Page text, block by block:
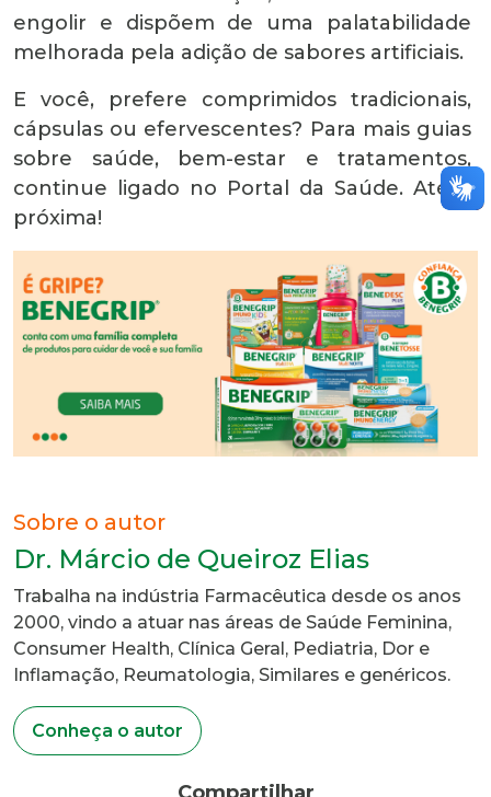
engolir e dispõem de uma palatabilidade
melhorada pela adição de sabores artificiais.
E você, prefere comprimidos tradicionais,
cápsulas ou efervescentes? Para mais guias
sobre saúde, bem-estar e tratamentos,
continue ligado no Portal da Saúde. Até a
próxima!
Sobre o autor
Dr. Márcio de Queiroz Elias
Trabalha na indústria Farmacêutica desde os anos
2000, vindo a atuar nas áreas de Saúde Feminina,
Consumer Health, Clínica Geral, Pediatria, Dor e
Inflamação, Reumatologia, Similares e genéricos.
Conheça o autor